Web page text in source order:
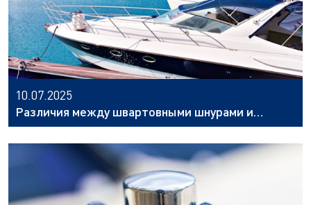
10.07.2025
Различия между швартовными шнурами и
швартовными канатами